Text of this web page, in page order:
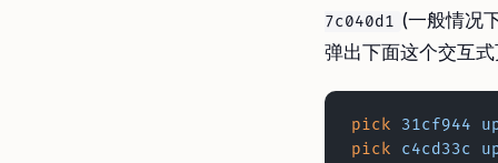
7c040d1 (一般情况
弹出下面这个交互
pick 31cf944
pick c4cd33c